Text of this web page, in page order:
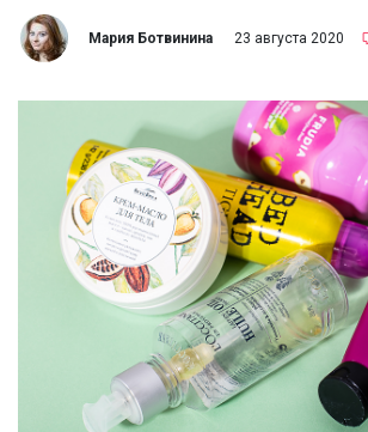
Мария Ботвинина 23 августа 2020